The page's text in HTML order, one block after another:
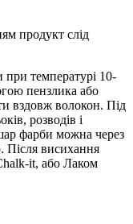
продукт слід
температурі 10-
пензлика або
вздовж волокон. Під
розводів і
фарби можна через
Після висихання
it, або Лаком